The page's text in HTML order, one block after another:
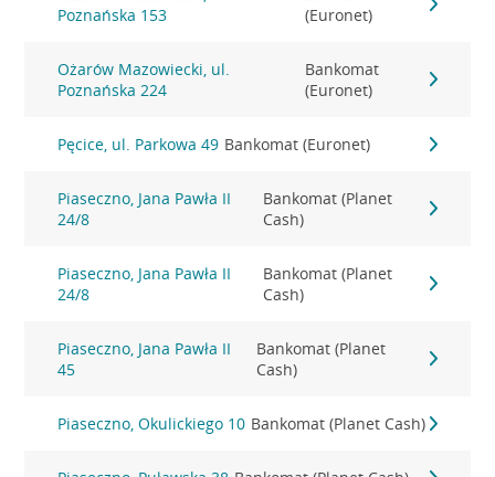
Poznańska 153
(Euronet)
Ożarów Mazowiecki, ul.
Poznańska 224
Bankomat
(Euronet)
Pęcice, ul. Parkowa 49 Bankomat (Euronet)
Piaseczno, Jana Pawła II
24/8
Bankomat (Planet
Cash)
Piaseczno, Jana Pawła II
24/8
Bankomat (Planet
Cash)
Piaseczno, Jana Pawła II
45
Bankomat (Planet
Cash)
Piaseczno, Okulickiego 10 Bankomat (Planet Cash)